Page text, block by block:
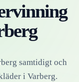
samtidigt och
i Varberg.